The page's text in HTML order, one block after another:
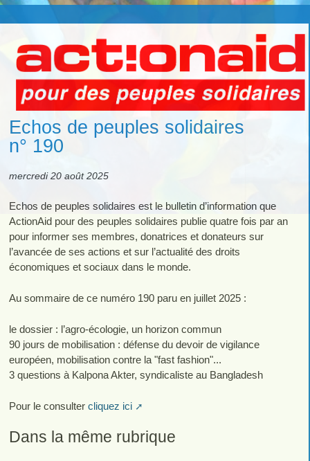
Echos de peuples solidaires
n° 190
mercredi 20 août 2025
Echos de peuples solidaires est le bulletin d’information que
ActionAid pour des peuples solidaires publie quatre fois par an
pour informer ses membres, donatrices et donateurs sur
l’avancée de ses actions et sur l’actualité des droits
économiques et sociaux dans le monde.
Au sommaire de ce numéro 190 paru en juillet 2025 :
le dossier : l’agro-écologie, un horizon commun
90 jours de mobilisation : défense du devoir de vigilance
européen, mobilisation contre la "fast fashion"...
3 questions à Kalpona Akter, syndicaliste au Bangladesh
Pour le consulter cliquez ici
Dans la même rubrique